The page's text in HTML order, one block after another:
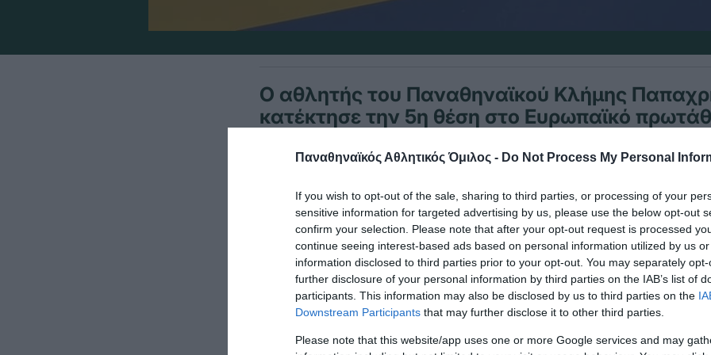
Παναθηναϊκός Αθλητικός Όμιλος - Do Not Process My Personal
If you wish to opt-out of the sale, sharing to third parties, or processing of your
sensitive information for targeted advertising by us, please use the below opt-out
confirm your selection. Please note that after your opt-out request is processed
continue seeing interest-based ads based on personal information utilized by us
information disclosed to third parties prior to your opt-out. You may separately
further disclosure of your personal information by third parties on the IAB’s list of
participants. This information may also be disclosed by us to third parties on the
Downstream Participants that may further disclose it to other third parties.
Please note that this website/app uses one or more Google services and may
Ο αθλητής του Παναθηναϊκού Κλήμης
κατέκτησε την 5η θέση στο Ευρωπαϊκό
Παρά-Αθλημάτων, στο τζούντο τυφλών στο
της Ολλανδίας.
Ο Κλήμης Παπαχρήστος στην κατηγορία +90κ. J1, στον αγώνα
γνώρισε την ήττα από τον Γάλλο Ρομουάρ Ραμποτέρ κι έτσι
στην 5η θέση.